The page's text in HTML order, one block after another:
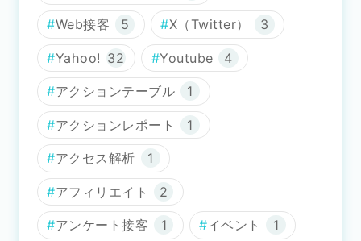
Web接客 5 X（Twitter） 3
Yahoo! 32 Youtube 4
アクションテーブル 1
アクションレポート 1
アクセス解析 1
アフィリエイト 2
アンケート接客 1 イベント 1